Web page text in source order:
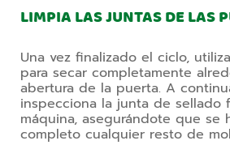
LIMPIA LAS JUNTAS DE LAS
Una vez finalizado el ciclo,
para secar completamente
abertura de la puerta. A
inspecciona la junta de sellado
máquina, asegurándote que se
completo cualquier resto de